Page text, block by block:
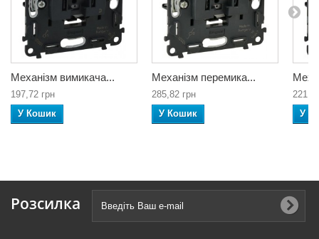
Механізм вимикача...
197,72 грн
У Кошик
Механізм перемика...
285,82 грн
У Кошик
У
Розсилка